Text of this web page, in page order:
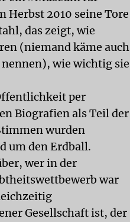
Herbst 2010 seine Tore
das zeigt, wie
(niemand käme auch
wie wichtig sie
per
Biografien als Teil der
wurden
um den Erdball.
wer in der
war
Gesellschaft ist, der